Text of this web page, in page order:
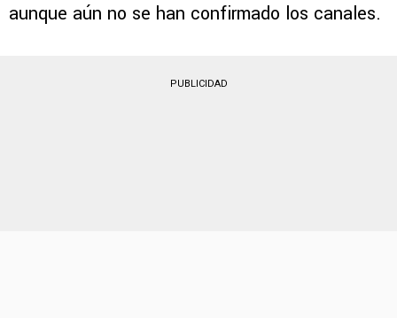
aunque aún no se han confirmado los canales.
PUBLICIDAD